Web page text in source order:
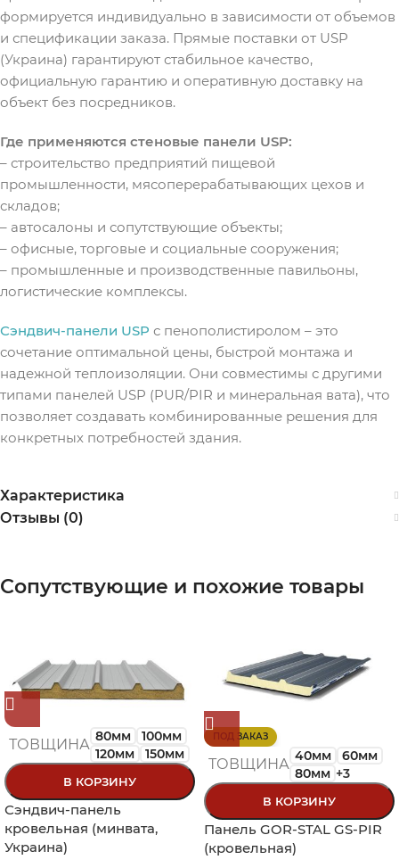
формируется индивидуально в зависимости от объемов
и спецификации заказа. Прямые поставки от USP
(Украина) гарантируют стабильное качество,
официальную гарантию и оперативную доставку на
объект без посредников.
Где применяются стеновые панели USP:
– строительство предприятий пищевой
промышленности, мясоперерабатывающих цехов и
складов;
– автосалоны и сопутствующие объекты;
– офисные, торговые и социальные сооружения;
– промышленные и производственные павильоны,
логистические комплексы.
Сэндвич-панели USP с пенополистиролом – это
сочетание оптимальной цены, быстрой монтажа и
надежной теплоизоляции. Они совместимы с другими
типами панелей USP (PUR/PIR и минеральная вата), что
позволяет создавать комбинированные решения для
конкретных потребностей здания.
Характеристика
Отзывы (0)
Сопутствующие и похожие товары
ТОВЩИНА 80мм
100мм
120мм
150мм
В КОРЗИНУ
Сэндвич-панель
кровельная (минвата,
Украина)
ПОД ЗАКАЗ
ТОВЩИНА 40мм
60мм
80мм +3
В КОРЗИНУ
Панель GOR-STAL GS-PIR
(кровельная)